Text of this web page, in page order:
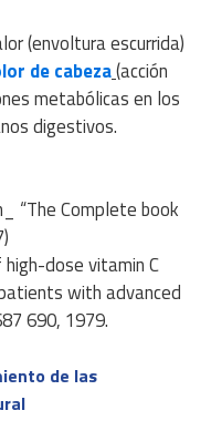
(envoltura escurrida)
de cabeza(acción
metabólicas en los
digestivos.
“The Complete book
high-dose vitamin C
with advanced
690, 1979.
de las